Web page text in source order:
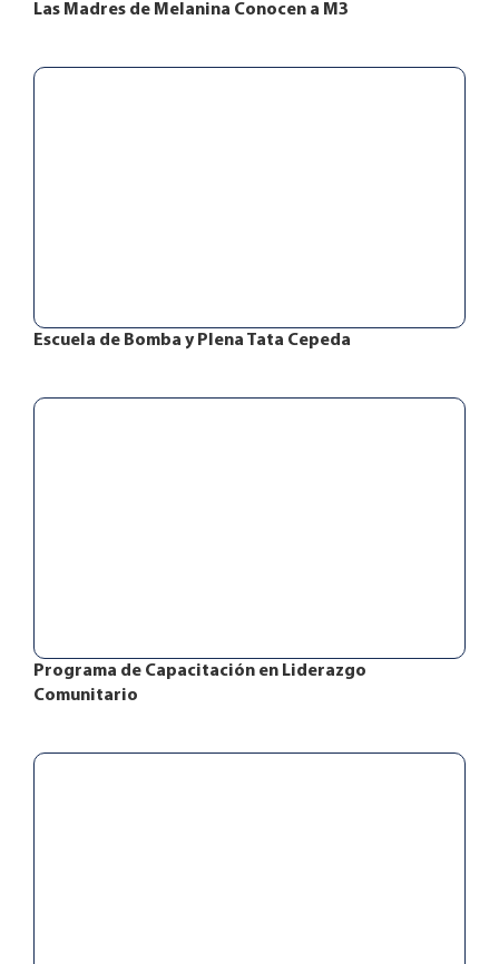
Las Madres de Melanina Conocen a M3
Escuela de Bomba y Plena Tata Cepeda
Programa de Capacitación en Liderazgo
Comunitario